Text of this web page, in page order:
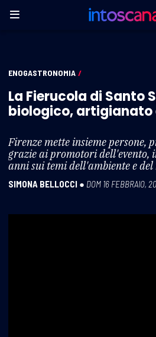
ENOGASTRONOMIA /
La Fierucola di Santo
biologico, artigianato
Firenze mette insieme
grazie ai promotori dell'evento,
anni sui temi dell'ambiente e
SIMONA BELLOCCI ● DOM 16 FEBBRAIO,